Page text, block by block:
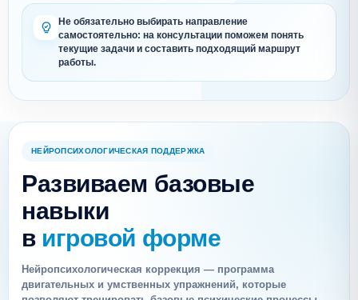
Не обязательно выбирать направление
самостоятельно: на консультации поможем понять
текущие задачи и составить подходящий маршрут
работы.
НЕЙРОПСИХОЛОГИЧЕСКАЯ ПОДДЕРЖКА
Развиваем базовые
навыки
в игровой форме
Нейропсихологическая коррекция — программа
двигательных и умственных упражнений, которые